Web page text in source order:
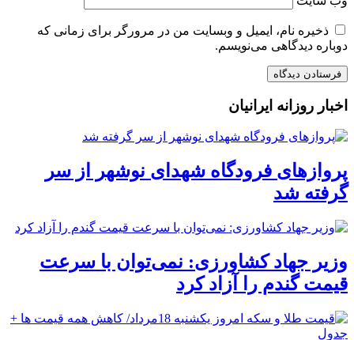
ذخیره نام، ایمیل و وبسایت من در مرورگر برای زمانی که
دوباره دیدگاهی می‌نویسم.
اخبار روزانه ایرانیان
پروازهای فرودگاه شهدای نوشهر از سر
گرفته شد
وزیر جهاد کشاورزی: نمی‌توان با سرعت
قیمت گندم را آزاد کرد